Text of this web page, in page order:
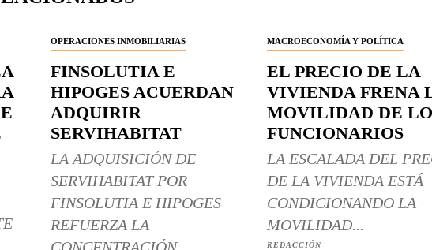
OPERACIONES INMOBILIARIAS
FINSOLUTIA E
HIPOGES ACUERDAN
ADQUIRIR
SERVIHABITAT
LA ADQUISICIÓN DE
SERVIHABITAT POR
FINSOLUTIA E HIPOGES
REFUERZA LA
MACROECONOMÍA Y POLÍTICA
EL PRECIO DE LA
VIVIENDA FRENA
MOVILIDAD DE
FUNCIONARIOS
LA ESCALADA DEL
DE LA VIVIENDA ESTÁ
CONDICIONANDO LA
MOVILIDAD...
REDACCIÓN